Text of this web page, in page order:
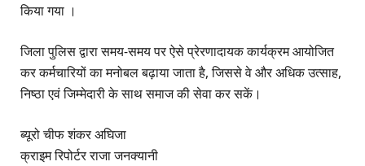
किया गया ।
जिला पुलिस द्वारा समय-समय पर ऐसे प्रेरणादायक कार्यक्रम आयोजित
कर कर्मचारियों का मनोबल बढ़ाया जाता है, जिससे वे और अधिक उत्साह,
निष्ठा एवं जिम्मेदारी के साथ समाज की सेवा कर सकें।
ब्यूरो चीफ शंकर अघिजा
क्राइम रिपोर्टर राजा जनक्यानी